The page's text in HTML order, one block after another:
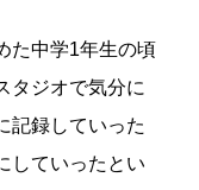
た中学1年生の頃
タジオで気分に
記録していった
していったとい